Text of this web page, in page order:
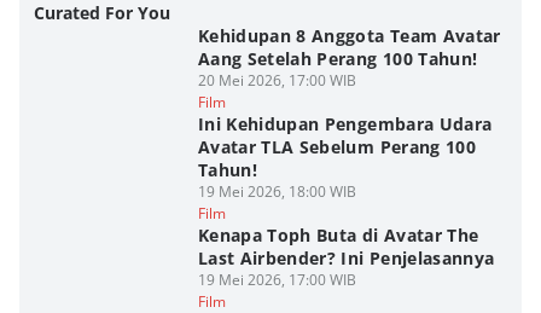
Curated For You
Kehidupan 8 Anggota Team Avatar
Aang Setelah Perang 100 Tahun!
20 Mei 2026, 17:00 WIB
Film
Ini Kehidupan Pengembara Udara
Avatar TLA Sebelum Perang 100
Tahun!
19 Mei 2026, 18:00 WIB
Film
Kenapa Toph Buta di Avatar The
Last Airbender? Ini Penjelasannya
19 Mei 2026, 17:00 WIB
Film